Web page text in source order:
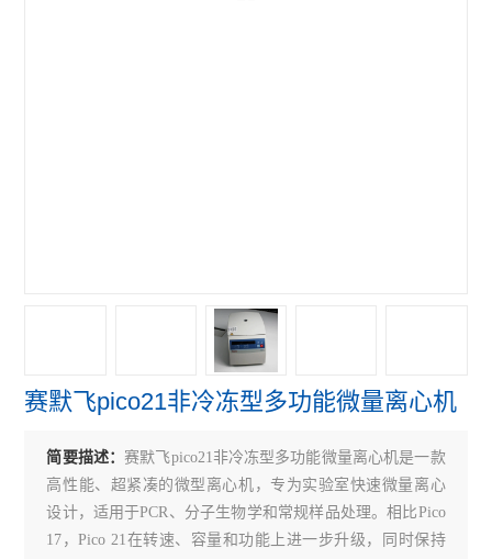
赛默飞ST4R冷冻离心机
赛默飞ST4离心机
赛默飞Micro21R冷冻离心机
赛默飞Micro21微量离心机
赛默飞pico21非冷冻型多功能微量离心机
简要描述： 赛默飞pico21非冷冻型多功能微量离心机是一款
高性能、超紧凑的微型离心机，专为实验室快速微量离心
设计，适用于PCR、分子生物学和常规样品处理。相比Pico
17，Pico 21在转速、容量和功能上进一步升级，同时保持